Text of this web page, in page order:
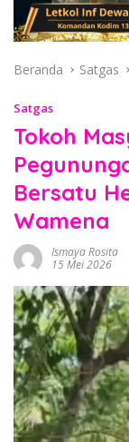
Beranda Satgas
Satgas
Tokoh
Bersatu
Wamena
Ismaya Rosita
15 Mei 2026